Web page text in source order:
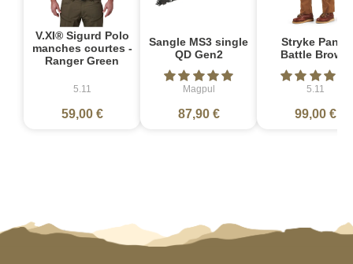
V.XI® Sigurd Polo
manches courtes -
Ranger Green
5.11
59,00 €
Sangle MS3 single
QD Gen2
Magpul
87,90 €
Stryke Pant -
Battle Brown
5.11
99,00 €